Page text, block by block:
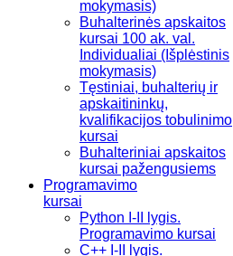
mokymasis)
Buhalterinės apskaitos
kursai 100 ak. val.
Individualiai (Išplėstinis
mokymasis)
Tęstiniai, buhalterių ir
apskaitininkų,
kvalifikacijos tobulinimo
kursai
Buhalteriniai apskaitos
kursai pažengusiems
Programavimo
kursai
Python I-II lygis.
Programavimo kursai
C++ I-II lygis.